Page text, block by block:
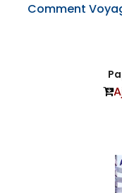
Comment